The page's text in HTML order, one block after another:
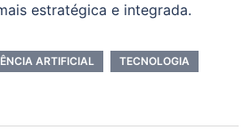
estratégica e integrada.
ARTIFICIAL TECNOLOGIA